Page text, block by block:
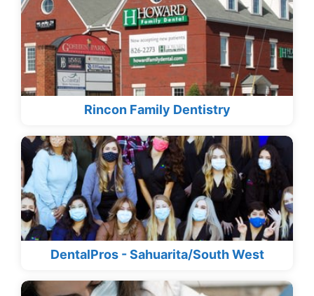
Rincon Family Dentistry
DentalPros - Sahuarita/South West